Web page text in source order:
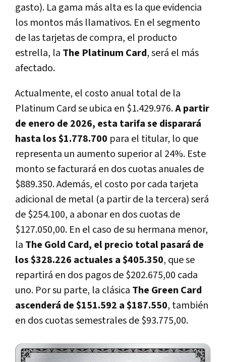
gasto). La gama más alta es la que evidencia
los montos más llamativos. En el segmento
de las tarjetas de compra, el producto
estrella, la The Platinum Card, será el más
afectado.
Actualmente, el costo anual total de la
Platinum Card se ubica en $1.429.976.A partir
de enero de 2026, esta tarifa se disparará
hasta los $1.778.700 para el titular, lo que
representa un aumento superior al 24%. Este
monto se facturará en dos cuotas anuales de
$889.350. Además, el costo por cada tarjeta
adicional de metal (a partir de la tercera) será
de $254.100, a abonar en dos cuotas de
$127.050,00. En el caso de su hermana menor,
la The Gold Card, el precio total pasará de
los $328.226 actuales a $405.350, que se
repartirá en dos pagos de $202.675,00 cada
uno. Por su parte, la clásica The Green Card
ascenderá de $151.592 a $187.550, también
en dos cuotas semestrales de $93.775,00.